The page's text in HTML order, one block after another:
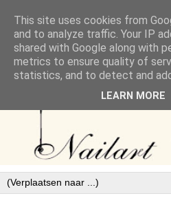
This site uses cookies from
and to analyze traffic. Your IP
shared with Google along with
metrics to ensure quality of
statistics, and to detect and
LEARN MORE